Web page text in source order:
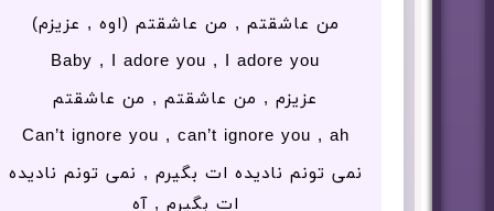
من عاشقتم , من عاشقتم (اوه , عزیزم)
Baby , I adore you , I adore you
عزیزم , من عاشقتم , من عاشقتم
Can’t ignore you , can’t ignore you , ah
نمی تونم نادیده ات بگیرم , نمی تونم نادیده
ات بگیرم , آه